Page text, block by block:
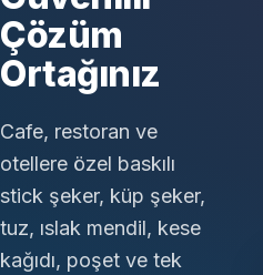
Çözüm
Ortağınız
Cafe, restoran ve
otellere özel baskılı
stick şeker, küp şeker,
tuz, ıslak mendil, kese
kağıdı, poşet ve tek